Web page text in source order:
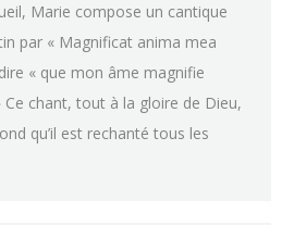
Marie compose un cantique
par « Magnificat anima mea
« que mon âme magnifie
Ce chant, tout à la gloire de Dieu,
qu’il est rechanté tous les